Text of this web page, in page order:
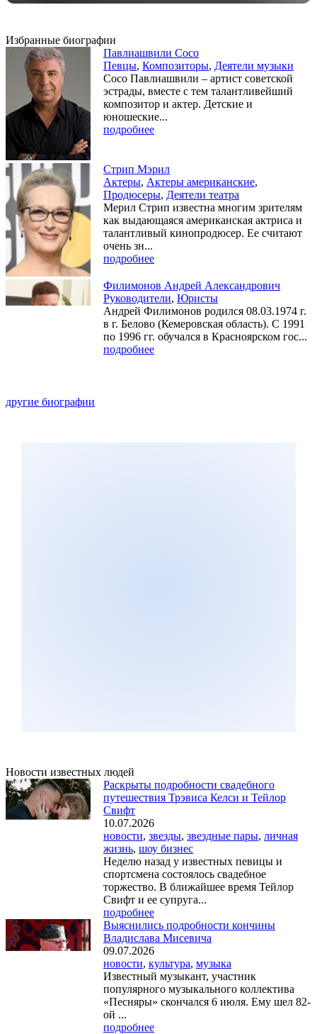
Избранные биографии
Павлиашвили Сосо
Певцы, Композиторы, Деятели музыки
Сосо Павлиашвили – артист советской
эстрады, вместе с тем талантливейший
композитор и актер. Детские и
юношеские...
подробнее
Стрип Мэрил
Актеры, Актеры американские,
Продюсеры, Деятели театра
Мерил Стрип известна многим зрителям
как выдающаяся американская актриса и
талантливый кинопродюсер. Ее считают
очень зн...
подробнее
Филимонов Андрей Александрович
Руководители, Юристы
Андрей Филимонов родился 08.03.1974 г.
в г. Белово (Кемеровская область). С 1991
по 1996 гг. обучался в Красноярском гос...
подробнее
другие биографии
Новости известных людей
Раскрыты подробности свадебного
путешествия Трэвиса Келси и Тейлор
Свифт
10.07.2026
новости, звезды, звездные пары, личная
жизнь, шоу бизнес
Неделю назад у известных певицы и
спортсмена состоялось свадебное
торжество. В ближайшее время Тейлор
Свифт и ее супруга...
подробнее
Выяснились подробности кончины
Владислава Мисевича
09.07.2026
новости, культура, музыка
Известный музыкант, участник
популярного музыкального коллектива
«Песняры» скончался 6 июля. Ему шел 82-
ой ...
подробнее